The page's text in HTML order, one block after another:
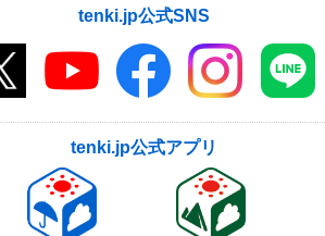
tenki.jp公式SNS
tenki.jp公式アプリ